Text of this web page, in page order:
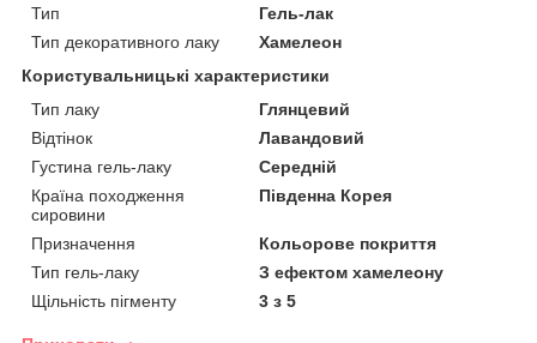
Тип
Гель-лак
Тип декоративного лаку
Хамелеон
Користувальницькі характеристики
Тип лаку
Глянцевий
Відтінок
Лавандовий
Густина гель-лаку
Середній
Країна походження
сировини
Південна Корея
Призначення
Кольорове покриття
Тип гель-лаку
З ефектом хамелеону
Щільність пігменту
3 з 5